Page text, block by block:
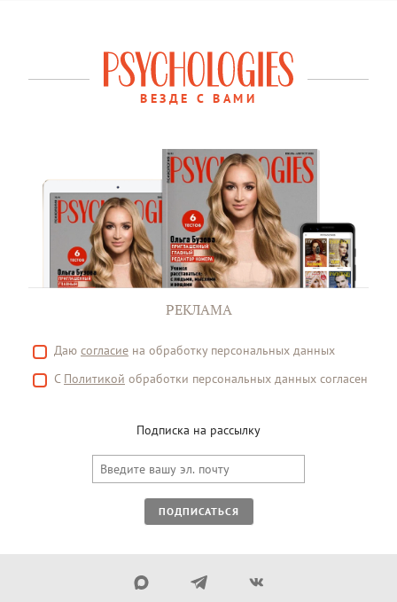
ВЕЗДЕ С ВАМИ
РЕКЛАМА
Даю согласие на обработку персональных данных
С Политикой обработки персональных данных согласен
Подписка на рассылку
ПОДПИСАТЬСЯ